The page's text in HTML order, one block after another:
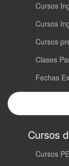
Cursos
Cursos
Cursos
Clases
Fechas
Cursos
Cursos